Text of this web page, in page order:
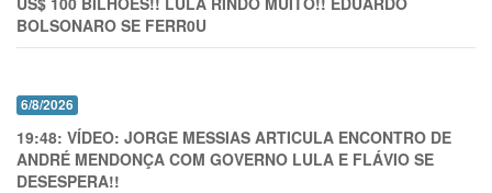
BOLSONARO SE FERR0U
6/8/2026
19:48: VÍDEO: JORGE MESSIAS ARTICULA ENCONTRO DE
ANDRÉ MENDONÇA COM GOVERNO LULA E FLÁVIO SE
DESESPERA!!